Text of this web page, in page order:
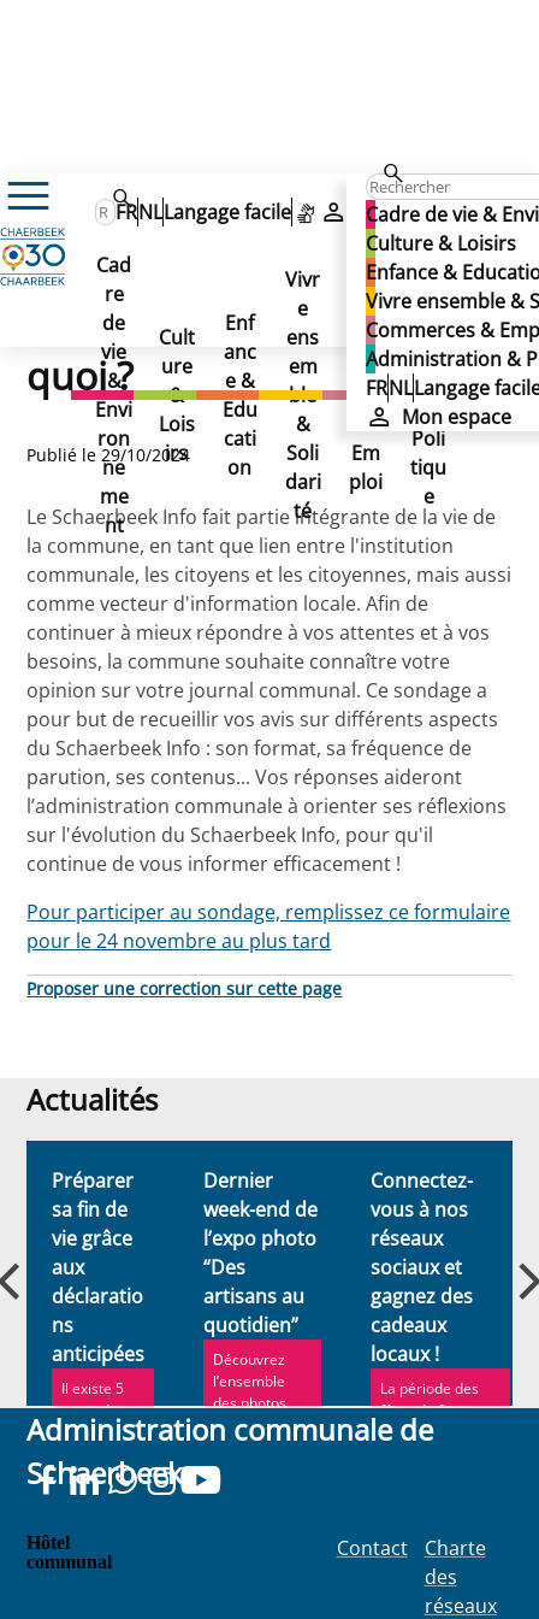
Cadre de vie &
Culture & Loisirs
Enfance &
Vivre ensemble &
Commerces &
Administration &
FRNLLangage
Mon espace
FRNLLangage facile
Mon espace
Cad
re
de
vie
&
Envi
ron
ne
me
nt
Cult
ure
&
Lois
irs
Enf
anc
e &
Edu
cati
on
Vivr
e
ens
em
ble
&
Soli
dari
té
Co
mm
erc
es
&
Em
ploi
Ad
min
istr
atio
n &
Poli
tiqu
e
Actualités
Sondage : le Schaerbeek Info, vous en pensez quoi ?
Sondage : le Schaerbeek
Info, vous en pensez
quoi ?
Sondage : le Schaerbeek
Info, vous en pensez quoi ?
Publié le 29/10/2024
Le Schaerbeek Info fait partie intégrante de la vie de
la commune, en tant que lien entre l'institution
communale, les citoyens et les citoyennes, mais aussi
comme vecteur d'information locale. Afin de
continuer à mieux répondre à vos attentes et à vos
besoins, la commune souhaite connaître votre
opinion sur votre journal communal. Ce sondage a
pour but de recueillir vos avis sur différents aspects
du Schaerbeek Info : son format, sa fréquence de
parution, ses contenus... Vos réponses aideront
l’administration communale à orienter ses réflexions
sur l'évolution du Schaerbeek Info, pour qu'il
continue de vous informer efficacement !
Pour participer au sondage, remplissez ce formulaire
pour le 24 novembre au plus tard
Proposer une correction sur cette page
Actualités
Actualités
Préparer
sa fin de
vie grâce
aux
déclaratio
ns
anticipées
Il existe 5
types de
déclaration
anticipées.
Dernier
week-end de
l’expo photo
“Des
artisans au
quotidien”
Découvrez
l’ensemble
des photos
dans le cadre
magnifique de
la Maison ...
Connectez-
vous à nos
réseaux
sociaux et
gagnez des
cadeaux
locaux !
La période des
fêtes de fin
d'année
Administration communale de
Schaerbeek
Hôtel
communal
Contact
Charte
des
réseaux